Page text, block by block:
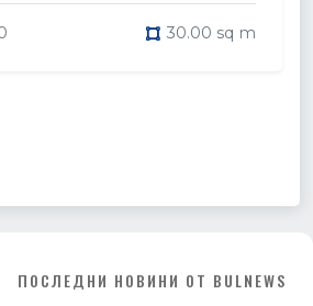
30.00 sq m
ПОСЛЕДНИ НОВИНИ ОТ BULNEWS